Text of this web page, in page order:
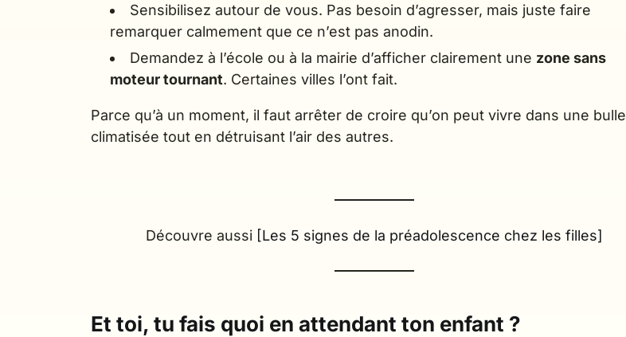
Sensibilisez autour de vous. Pas besoin d’agresser, mais juste faire
remarquer calmement que ce n’est pas anodin.
Demandez à l’école ou à la mairie d’afficher clairement une zone sans
moteur tournant. Certaines villes l’ont fait.
Parce qu’à un moment, il faut arrêter de croire qu’on peut vivre dans une bulle
climatisée tout en détruisant l’air des autres.
Découvre aussi [Les 5 signes de la préadolescence chez les filles]
Et toi, tu fais quoi en attendant ton enfant ?